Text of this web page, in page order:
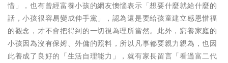
惜」，也有曾經富養小孩的網友懊惱表示「想要什麼就給什麼的
話，小孩很容易變成伸手黨」，認為還是要給孩童建立感恩惜福
的觀念，才不會把得到的一切視為理所當然。此外，窮養家庭的
小孩因為沒有保姆、外傭的照料，所以凡事都要親力親為，也因
此養成了良好的「生活自理能力」，就有家長留言「看過富二代